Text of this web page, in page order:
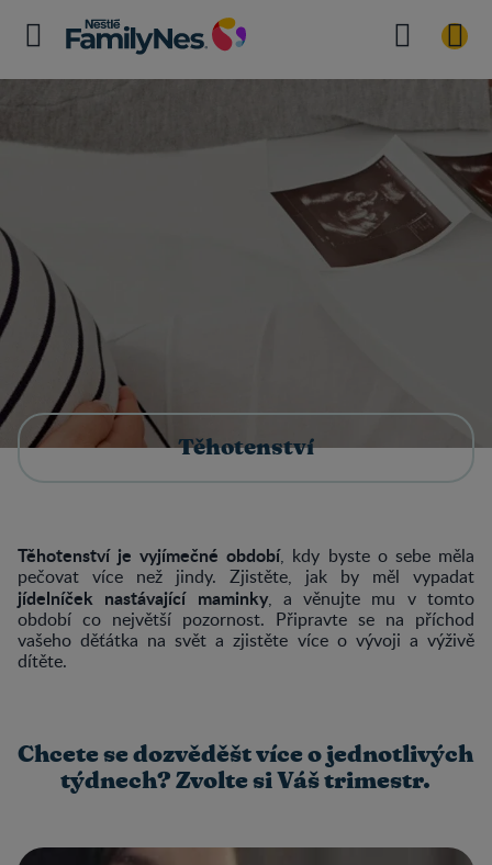
Těhotenství
Těhotenství je vyjímečné období, kdy byste o sebe měla
pečovat více než jindy. Zjistěte, jak by měl vypadat
jídelníček nastávající maminky, a věnujte mu v tomto
období co největší pozornost. Připravte se na příchod
vašeho děťátka na svět a zjistěte více o vývoji a výživě
dítěte.
Chcete se dozvěděšt více o jednotlivých
týdnech? Zvolte si Váš trimestr.